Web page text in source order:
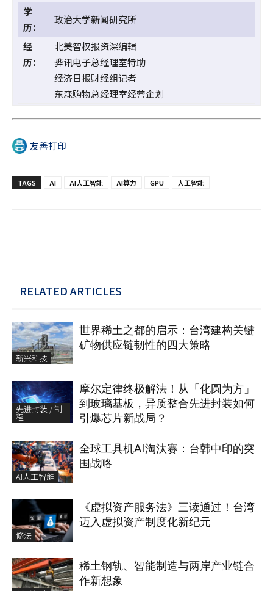
学
历：
政治大学新闻研究所
经
历：
北美智权报资深编辑
骅讯电子总经理室特助
经济日报财经组记者
东森购物总经理室经营企划
友善打印
TAGS AI AI人工智能 AI算力 GPU 人工智能
RELATED ARTICLES
新兴科技
世界稀土之都的启示：台湾建构关键
矿物供应链韧性的四大策略
先进封装 / 制
程
摩尔定律终极解法！从「化圆为方」
到玻璃基板，异质整合先进封装如何
引爆芯片新战局？
AI人工智能
全球工具机AI淘汰赛：台韩中印的突
围战略
修法
《虚拟资产服务法》三读通过！台湾
迈入虚拟资产制度化新纪元
稀土钢轨、智能制造与两岸产业链合
作新想象